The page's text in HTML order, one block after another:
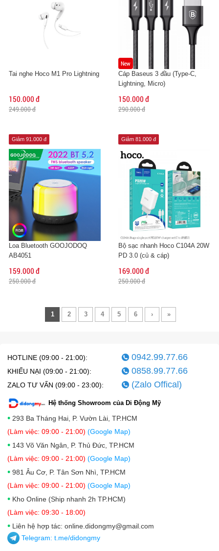
Tai nghe Hoco M1 Pro Lightning
150.000 đ
249.000 đ
New
Cáp Baseus 3 đầu (Type-C,
Lightning, Micro)
150.000 đ
290.000 đ
Giảm 91.000 đ
Loa Bluetooth GOOJODOQ
AB4051
159.000 đ
250.000 đ
Giảm 81.000 đ
Bộ sạc nhanh Hoco C104A 20W
PD 3.0 (củ & cáp)
169.000 đ
250.000 đ
1 2 3 4 5 6 › »
HOTLINE (09:00 - 21:00): 0942.99.77.66
KHIẾU NẠI (09:00 - 21:00): 0858.99.77.66
ZALO TƯ VẤN (09:00 - 23:00): (Zalo Offical)
Hệ thống Showroom của Di Động Mỹ
• 293 Ba Tháng Hai, P. Vườn Lài, TP.HCM
(Làm việc: 09:00 - 21:00) (Google Map)
• 143 Võ Văn Ngân, P. Thủ Đức, TP.HCM
(Làm việc: 09:00 - 21:00) (Google Map)
• 981 Âu Cơ, P. Tân Sơn Nhì, TP.HCM
(Làm việc: 09:00 - 21:00) (Google Map)
• Kho Online (Ship nhanh 2h TP.HCM)
(Làm việc: 09:30 - 18:00)
• Liên hệ hợp tác: online.didongmy@gmail.com
Telegram: t.me/didongmy